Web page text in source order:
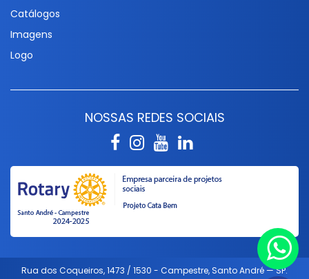
Catálogos
Imagens
Logo
NOSSAS REDES SOCIAIS
Rua dos Coqueiros, 1473 / 1530 - Campestre, Santo André — SP.